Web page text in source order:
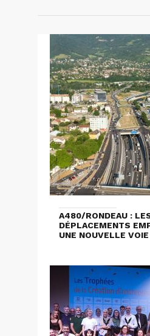
A480/RONDEAU :
DÉPLACEMENTS
UNE NOUVELLE VOIE